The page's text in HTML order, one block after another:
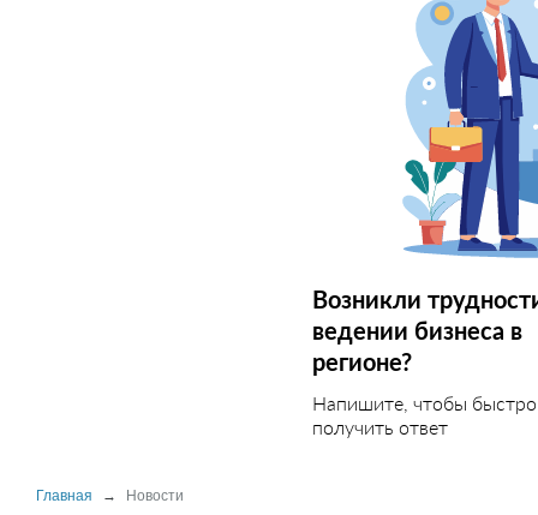
Возникли
ведении бизнеса в
регионе?
Напишите, чтобы быстро
получить ответ
Главная → Новости